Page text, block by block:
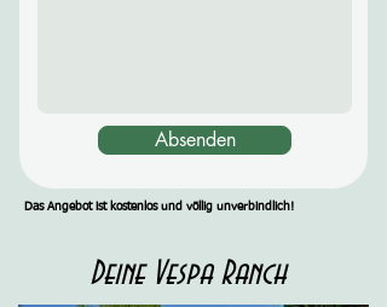
Absenden
Das Angebot ist kostenlos und völlig unverbindlich!
Deine Vespa Ranch